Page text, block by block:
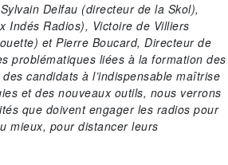
Delfau (directeur de la Skol),
Indés Radios), Victoire de Villiers
et Pierre Boucard, Directeur de
problématiques liées à la formation des
candidats à l’indispensable maîtrise
et des nouveaux outils, nous verrons
que doivent engager les radios pour
mieux, pour distancer leurs